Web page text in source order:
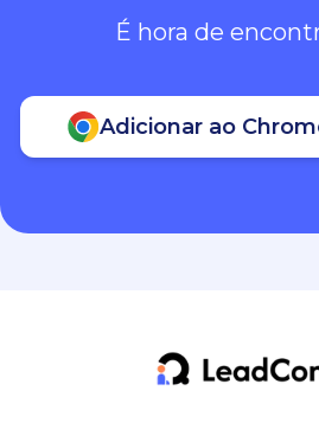
É hora de
Adicionar ao